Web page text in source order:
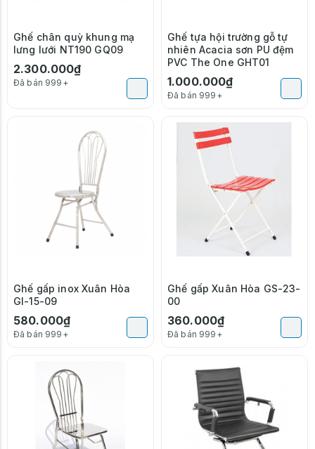
Ghế chân quỳ khung mạ
lưng lưới NT190 GQ09
2.300.000₫
Đã bán 999+
Ghế tựa hội trường gỗ tự
nhiên Acacia sơn PU đệm
PVC The One GHT01
1.000.000₫
Đã bán 999+
Ghế gấp inox Xuân Hòa
GI-15-09
580.000₫
Đã bán 999+
Ghế gấp Xuân Hòa GS-23-
00
360.000₫
Đã bán 999+